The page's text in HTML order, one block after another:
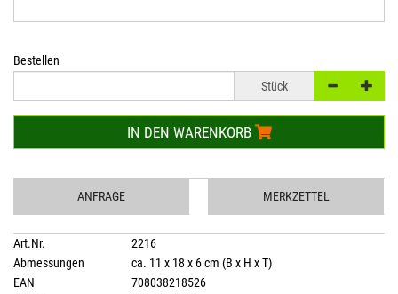
Bestellen
Stück
IN DEN WARENKORB
ANFRAGE MERKZETTEL
Art.Nr.
2216
Abmessungen
ca. 11 x 18 x 6 cm (B x H x T)
EAN
708038218526